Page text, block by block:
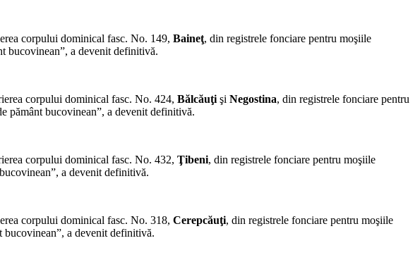
corpului dominical fasc. No. 149, Baineţ, din registrele fonciare pentru moşiile
bucovinean”, a devenit definitivă.
corpului dominical fasc. No. 424, Bălcăuţi şi Negostina, din registrele fonciare pentru
pământ bucovinean”, a devenit definitivă.
corpului dominical fasc. No. 432, Ţibeni, din registrele fonciare pentru moşiile
a devenit definitivă.
corpului dominical fasc. No. 318, Cerepcăuţi, din registrele fonciare pentru moşiile
buco­vinean”, a devenit definitivă.